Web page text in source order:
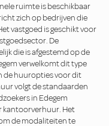
ruimte is beschikbaar
zich op bedrijven die
vastgoed is geschikt voor
De
die is afgestemd op de
verwelkomt dit type
de huuropties voor dit
volgt de standaarden
in Edegem
kantoorverhuur. Het
de modaliteiten te